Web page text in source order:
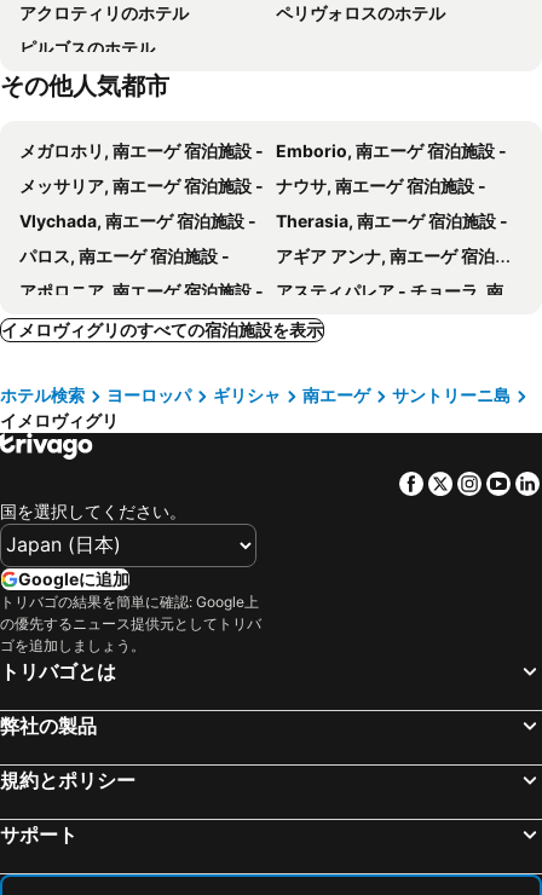
Antonia Hotel
セオドラ スイーツ - アダルト オンリー
Kavalari Hotel - Adults Only
Sophia Oia View
Hotel Kallisto
カサ ビアンカ
Meroviglia Boutique Hotel
La Maltese Caldera Concept
Senses Boutique Hotel
Kivotos Santorini
WhiteDeck Hotel
Cilon Suites Santorini
Irida Santorini
アンドロニコス サントリーニ
Agave Santorini Design Boutique Hotel
On The Rocks Santorini
ハネムーン ペトラ ヴィラズ
アストラ スイーツ
サントリニ マンション
Coconut Residence
Firaxenia rooms
Terracotta Suites
Horizon Aeifos Suites
Hotel L&s Lignos
Homeric Poems
Santorineika
アクロティリのホテル
ペリヴォロスのホテル
ピルゴスのホテル
その他人気都市
メガロホリ, 南エーゲ 宿泊施設 -
Emborio, 南エーゲ 宿泊施設 -
メッサリア, 南エーゲ 宿泊施設 -
ナウサ, 南エーゲ 宿泊施設 -
Vlychada, 南エーゲ 宿泊施設 -
Therasia, 南エーゲ 宿泊施設 -
パロス, 南エーゲ 宿泊施設 -
アギア アンナ, 南エーゲ 宿泊施設 -
アポロニア, 南エーゲ 宿泊施設 -
アスティパレア - チョーラ, 南エーゲ 宿泊施設 -
ナクソス/チョーラ, 南エーゲ 宿泊施設 -
パラスポロス, 南エーゲ 宿泊施設 -
アギオス プロコピオス, 南エーゲ 宿泊施設 -
Vourvoulos, 南エーゲ 宿泊施設 -
モノリトス, 南エーゲ 宿泊施設 - イオス島 チョーラ, 南エーゲ 宿泊施設 -
Mikri Vigla, 南エーゲ 宿泊施設 -
ミコノス, 南エーゲ 宿泊施設 -
アギオス イオアニス, 南エーゲ 宿泊施設 -
Laurion, アッティカ 宿泊施設 -
プラティヤロス, 南エーゲ 宿泊施設 -
アテネ, アッティカ 宿泊施設 -
フィラ, 南エーゲ 宿泊施設 -
イラクリオン, クレタ 宿泊施設 -
フィロステファニ, 南エーゲ 宿泊施設 -
イメロヴィグリのすべての宿泊施設を表示
ホテル検索 ヨーロッパ ギリシャ 南エーゲ
サントリーニ島
イメロヴィグリ
Facebook
Twitter
国を選択してください。
Googleに追加
トリバゴの結果を簡単に確認: Google上
の優先するニュース提供元としてトリバ
ゴを追加しましょう。
トリバゴとは
弊社の製品
規約とポリシー
サポート